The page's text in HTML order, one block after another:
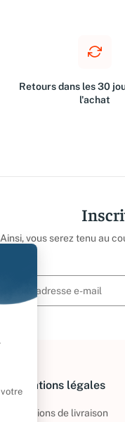
Retours dans les 30
l'achat
Ainsi, vous serez tenu au
Informations légales
Informations de livraison